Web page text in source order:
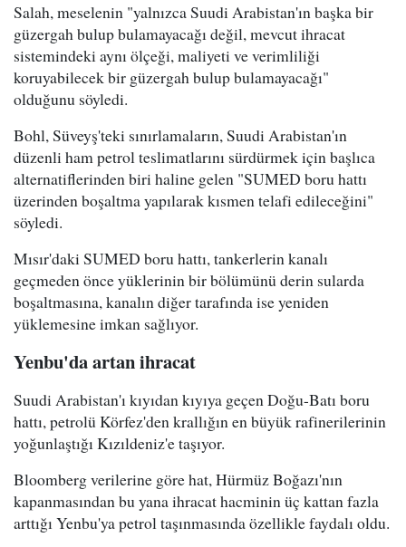
Salah, meselenin "yalnızca Suudi Arabistan'ın başka bir
güzergah bulup bulamayacağı değil, mevcut ihracat
sistemindeki aynı ölçeği, maliyeti ve verimliliği
koruyabilecek bir güzergah bulup bulamayacağı"
olduğunu söyledi.
Bohl, Süveyş'teki sınırlamaların, Suudi Arabistan'ın
düzenli ham petrol teslimatlarını sürdürmek için başlıca
alternatiflerinden biri haline gelen "SUMED boru hattı
üzerinden boşaltma yapılarak kısmen telafi edileceğini"
söyledi.
Mısır'daki SUMED boru hattı, tankerlerin kanalı
geçmeden önce yüklerinin bir bölümünü derin sularda
boşaltmasına, kanalın diğer tarafında ise yeniden
yüklemesine imkan sağlıyor.
Yenbu'da artan ihracat
Suudi Arabistan'ı kıyıdan kıyıya geçen Doğu-Batı boru
hattı, petrolü Körfez'den krallığın en büyük rafinerilerinin
yoğunlaştığı Kızıldeniz'e taşıyor.
Bloomberg verilerine göre hat, Hürmüz Boğazı'nın
kapanmasından bu yana ihracat hacminin üç kattan fazla
arttığı Yenbu'ya petrol taşınmasında özellikle faydalı oldu.